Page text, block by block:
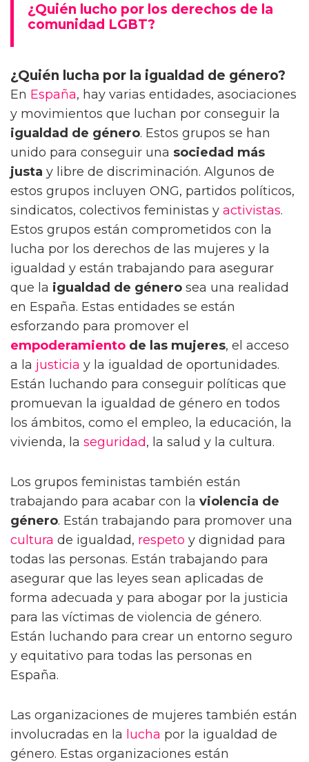
¿Quién lucho por los derechos de la
comunidad LGBT?
¿Quién lucha por la igualdad de género?
En España, hay varias entidades, asociaciones
y movimientos que luchan por conseguir la
igualdad de género. Estos grupos se han
unido para conseguir una sociedad más
justa y libre de discriminación. Algunos de
estos grupos incluyen ONG, partidos políticos,
sindicatos, colectivos feministas y activistas.
Estos grupos están comprometidos con la
lucha por los derechos de las mujeres y la
igualdad y están trabajando para asegurar
que la igualdad de género sea una realidad
en España. Estas entidades se están
esforzando para promover el
empoderamiento de las mujeres, el acceso
a la justicia y la igualdad de oportunidades.
Están luchando para conseguir políticas que
promuevan la igualdad de género en todos
los ámbitos, como el empleo, la educación, la
vivienda, la seguridad, la salud y la cultura.
Los grupos feministas también están
trabajando para acabar con la violencia de
género. Están trabajando para promover una
cultura de igualdad, respeto y dignidad para
todas las personas. Están trabajando para
asegurar que las leyes sean aplicadas de
forma adecuada y para abogar por la justicia
para las víctimas de violencia de género.
Están luchando para crear un entorno seguro
y equitativo para todas las personas en
España.
Las organizaciones de mujeres también están
involucradas en la lucha por la igualdad de
género. Estas organizaciones están